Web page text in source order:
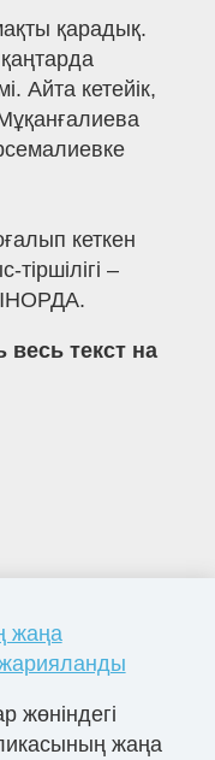
қарадық.
Айта кетейік,
кеткен
–
весь текст на
жаңа
жөніндегі
жаңа